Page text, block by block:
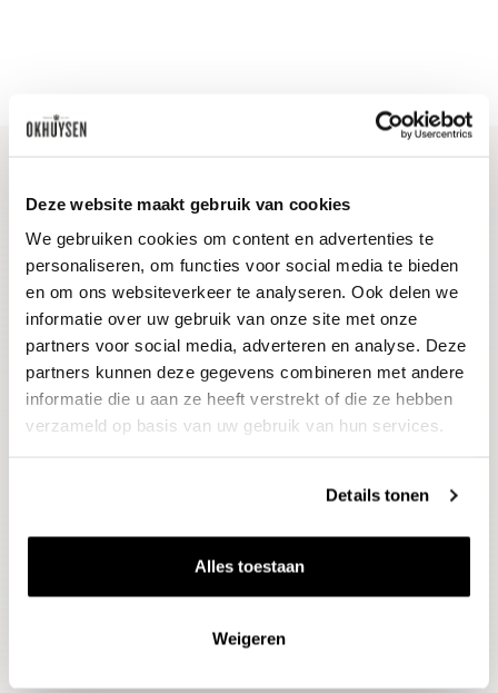
Deze website maakt gebruik van cookies
We gebruiken cookies om content en advertenties te
personaliseren, om functies voor social media te bieden
en om ons websiteverkeer te analyseren. Ook delen we
informatie over uw gebruik van onze site met onze
partners voor social media, adverteren en analyse. Deze
partners kunnen deze gegevens combineren met andere
informatie die u aan ze heeft verstrekt of die ze hebben
verzameld op basis van uw gebruik van hun services.
Details tonen
Alles toestaan
Weigeren
Blijf op de hoogte
Ontvang het laatste wijnnieuws, proeverijen en
evenementen
E-mailadres
Aanmelden
Thema's